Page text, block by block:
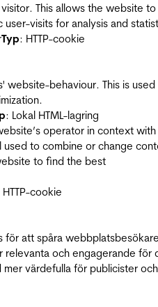
This allows the website to
visits for analysis and
Typ: HTTP-cookie
website-behaviour. This is
: Lokal HTML-lagring
operator in context with
used to combine or change
to find the best
HTTP-cookie
för att spåra
relevanta och engagerande för
värdefulla för publicister och